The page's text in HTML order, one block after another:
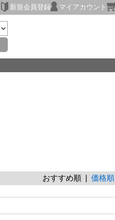
新規会員登録 マイアカウント
おすすめ順 | 価格順